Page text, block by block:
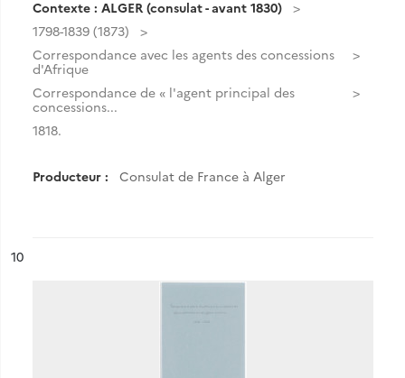
Contexte : ALGER (consulat - avant 1830)
1798-1839 (1873)
Correspondance avec les agents des concessions
d'Afrique
Correspondance de « l'agent principal des
concessions...
1818.
Producteur : Consulat de France à Alger
n°
10